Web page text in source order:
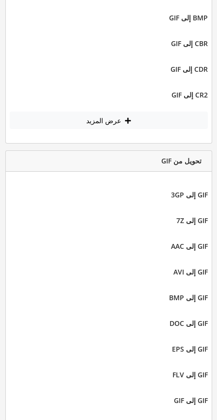
BMP إلى GIF
CBR إلى GIF
CDR إلى GIF
CR2 إلى GIF
عرض المزيد
تحويل من GIF
GIF إلى 3GP
GIF إلى 7Z
GIF إلى AAC
GIF إلى AVI
GIF إلى BMP
GIF إلى DOC
GIF إلى EPS
GIF إلى FLV
GIF إلى GIF